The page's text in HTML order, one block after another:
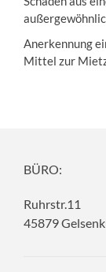
Anerkennung
Mittel zur
BÜRO:
Ruhrstr.11
45879